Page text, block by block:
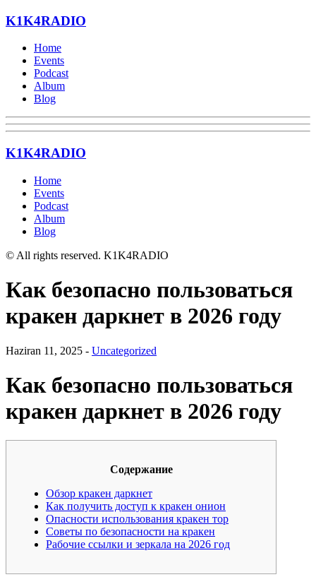
K1K4RADIO
Home
Events
Podcast
Album
Blog
K1K4RADIO
Home
Events
Podcast
Album
Blog
© All rights reserved. K1K4RADIO
Как безопасно пользоваться
кракен даркнет в 2026 году
Haziran 11, 2025 - Uncategorized
Как безопасно пользоваться
кракен даркнет в 2026 году
Содержание
Обзор кракен даркнет
Как получить доступ к кракен онион
Опасности использования кракен тор
Советы по безопасности на кракен
Рабочие ссылки и зеркала на 2026 год